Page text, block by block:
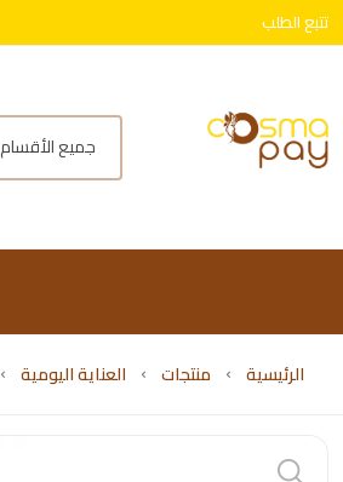
تتبع الطلب
جميع الأقسام
الرئيسية منتجات العناية اليومية